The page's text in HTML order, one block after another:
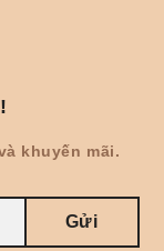
khuyến mãi.
Gửi